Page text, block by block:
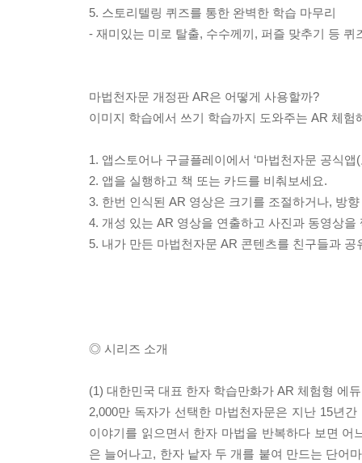
5. 스토리텔링 퀴즈를 통한 완벽한 학습 마무리
- 재미있는 미로 탈출, 수수께끼, 퍼즐 맞추기 등
마법천자문 개정판 AR은 어떻게 사용할까?
이미지 학습에서 쓰기 학습까지 도와주는 AR 체험
1. 앱스토어나 구글플레이에서 ‘마법천자문 공식앱
2. 앱을 실행하고 책 또는 카드를 비춰보세요.
3. 한번 인식된 AR 영상은 크기를 조절하거나, 방
4. 개성 있는 AR 영상을 연출하고 사진과 동영상을
5. 내가 만든 마법천자문 AR 콘텐츠를 친구들과 공
◎ 시리즈 소개
(1) 대한민국 대표 한자 학습만화가 AR 체험형 에
2,000만 독자가 선택한 마법천자문은 지난 15년
이야기를 읽으면서 한자 마법을 반복하다 보면
은 늘어나고, 한자 낱자 두 개를 붙여 만드는 단어